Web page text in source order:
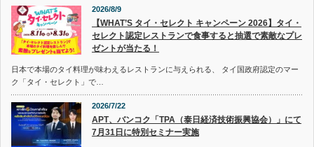
2026/8/9
【WHAT’S タイ・セレクト キャンペーン 2026】タイ・
セレクト認定レストランで食事すると抽選で素敵なプレ
ゼントが当たる！
日本で本場のタイ料理が味わえるレストランに与えられる、 タイ国政府認定のマー
ク「タイ・セレクト」で…
2026/7/22
APT、バンコク「TPA（泰日経済技術振興協会）」にて
7月31日に特別セミナー実施